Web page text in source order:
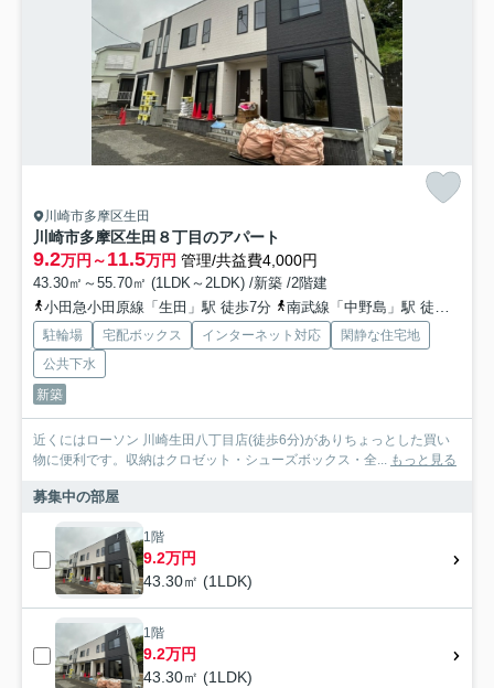
川崎市多摩区生田
川崎市多摩区生田８丁目のアパート
9.2万円～11.5万円 管理/共益費4,000円
43.30㎡～55.70㎡ (1LDK～2LDK) /新築 /2階建
小田急小田原線「生田」駅 徒歩7分
南武線「中野島」駅 徒歩24分
駐輪場 宅配ボックス インターネット対応
閑静な住宅地
公共下水
新築
近くにはローソン 川崎生田八丁目店(徒歩6分)がありちょっとした買い
物に便利です。収納はクロゼット・シューズボックス・全... もっと見る
募集中の部屋
1階
9.2万円
43.30㎡ (1LDK)
1階
9.2万円
43.30㎡ (1LDK)